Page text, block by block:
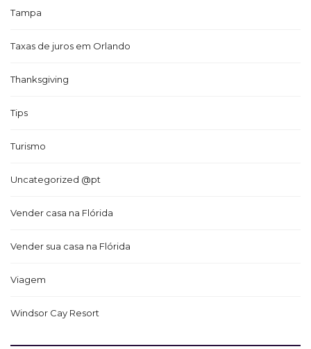
Tampa
Taxas de juros em Orlando
Thanksgiving
Tips
Turismo
Uncategorized @pt
Vender casa na Flórida
Vender sua casa na Flórida
Viagem
Windsor Cay Resort